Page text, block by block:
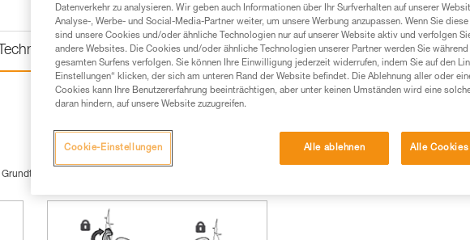
Technische Informationen
Grundtechniken
Datenverkehr zu analysieren. Wir geben auch Informationen über Ihr Surfverhalten auf unserer
Analyse-, Werbe- und Social-Media-Partner weiter, um unsere Werbung anzupassen. Wenn Sie
sind unsere Cookies und/oder ähnliche Technologien nur auf unserer Website aktiv und verfolgen
andere Websites. Die Cookies und/oder ähnliche Technologien unserer Partner werden Sie während
gesamten Surfens verfolgen. Sie können Ihre Einwilligung jederzeit widerrufen, indem Sie auf den
Einstellungen“ klicken, der sich am unteren Rand der Website befindet. Die Ablehnung aller oder
Cookies kann Ihre Benutzererfahrung beeinträchtigen, aber unter keinen Umständen wird eine
daran hindern, auf unsere Website zuzugreifen.
Alle ablehnen Alle Cookies
Cookie-Einstellungen